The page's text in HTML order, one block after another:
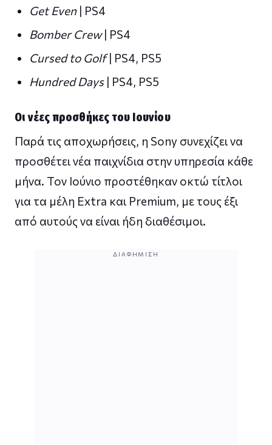
Get Even| PS4
Bomber Crew| PS4
Cursed to Golf| PS4, PS5
Hundred Days| PS4, PS5
Οι νέες προσθήκες του Ιουνίου
Παρά τις αποχωρήσεις, η Sony συνεχίζει να
προσθέτει νέα παιχνίδια στην υπηρεσία κάθε
μήνα. Τον Ιούνιο προστέθηκαν οκτώ τίτλοι
για τα μέλη Extra και Premium, με τους έξι
από αυτούς να είναι ήδη διαθέσιμοι.
ΔΙΑΦΉΜΙΣΗ